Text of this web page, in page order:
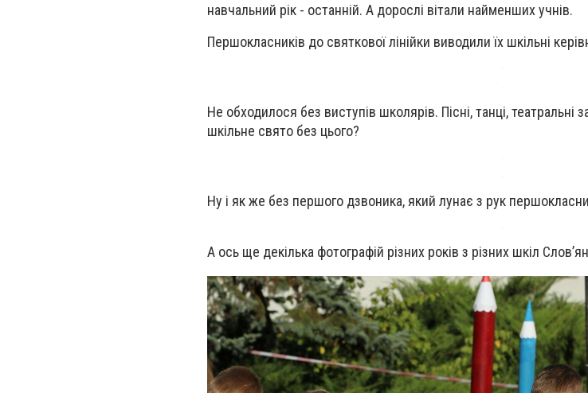
навчальний рік - останній. А дорослі вітали найменших учнів.
Першокласників до святкової лінійки виводили їх шкільні
Не обходилося без виступів школярів. Пісні, танці,
шкільне свято без цього?
Ну і як же без першого дзвоника, який лунає з рук
А ось ще декілька фотографій різних років з різних шкіл